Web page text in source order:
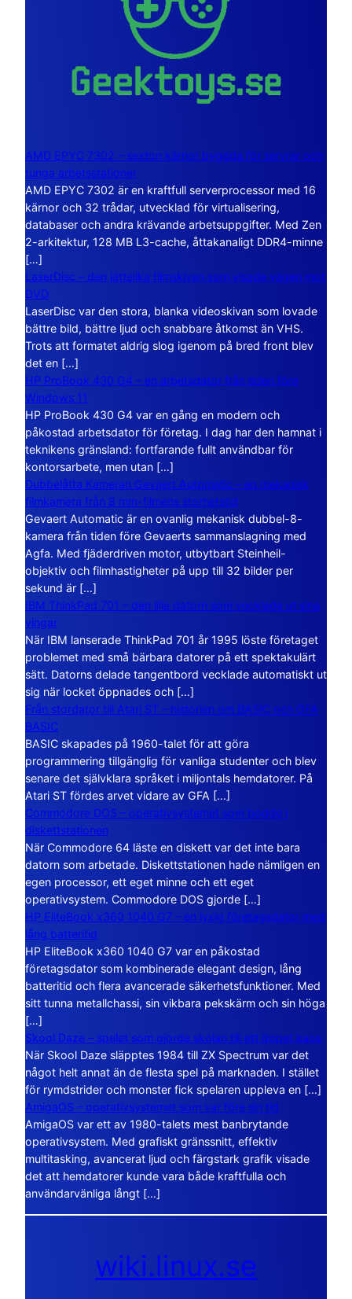
AMD EPYC 7302 – sexton kärnor byggda för servrar och
tunga arbetsstationer
AMD EPYC 7302 är en kraftfull serverprocessor med 16
kärnor och 32 trådar, utvecklad för virtualisering,
databaser och andra krävande arbetsuppgifter. Med Zen
2-arkitektur, 128 MB L3-cache, åttakanaligt DDR4-minne
[…]
LaserDisc – den jättelika filmskivan som visade vägen mot
DVD
LaserDisc var den stora, blanka videoskivan som lovade
bättre bild, bättre ljud och snabbare åtkomst än VHS.
Trots att formatet aldrig slog igenom på bred front blev
det en […]
HP ProBook 430 G4 – en arbetsdator från tiden före
Windows 11
HP ProBook 430 G4 var en gång en modern och
påkostad arbetsdator för företag. I dag har den hamnat i
teknikens gränsland: fortfarande fullt användbar för
kontorsarbete, men utan […]
Dubbelåtta Kameran Gevaert Automatic – en mekanisk
filmkamera från 8 mm-filmens storhetstid
Gevaert Automatic är en ovanlig mekanisk dubbel-8-
kamera från tiden före Gevaerts sammanslagning med
Agfa. Med fjäderdriven motor, utbytbart Steinheil-
objektiv och filmhastigheter på upp till 32 bilder per
sekund är […]
IBM ThinkPad 701 – den lilla datorn som vecklade ut sina
vingar
När IBM lanserade ThinkPad 701 år 1995 löste företaget
problemet med små bärbara datorer på ett spektakulärt
sätt. Datorns delade tangentbord vecklade automatiskt ut
sig när locket öppnades och […]
Från stordator till Atari ST – historien om BASIC och GFA
BASIC
BASIC skapades på 1960-talet för att göra
programmering tillgänglig för vanliga studenter och blev
senare det självklara språket i miljontals hemdatorer. På
Atari ST fördes arvet vidare av GFA […]
Commodore DOS – operativsystemet som bodde i
diskettstationen
När Commodore 64 läste en diskett var det inte bara
datorn som arbetade. Diskettstationen hade nämligen en
egen processor, ett eget minne och ett eget
operativsystem. Commodore DOS gjorde […]
HP EliteBook x360 1040 G7 – en lyxig företagsdator med
lång batteritid
HP EliteBook x360 1040 G7 var en påkostad
företagsdator som kombinerade elegant design, lång
batteritid och flera avancerade säkerhetsfunktioner. Med
sitt tunna metallchassi, sin vikbara pekskärm och sin höga
[…]
Skool Daze – spelet som gjorde skolan till ett öppet kaos
När Skool Daze släpptes 1984 till ZX Spectrum var det
något helt annat än de flesta spel på marknaden. I stället
för rymdstrider och monster fick spelaren uppleva en […]
AmigaOS – operativsystemet som var före sin tid
AmigaOS var ett av 1980-talets mest banbrytande
operativsystem. Med grafiskt gränssnitt, effektiv
multitasking, avancerat ljud och färgstark grafik visade
det att hemdatorer kunde vara både kraftfulla och
användarvänliga långt […]
wiki.linux.se